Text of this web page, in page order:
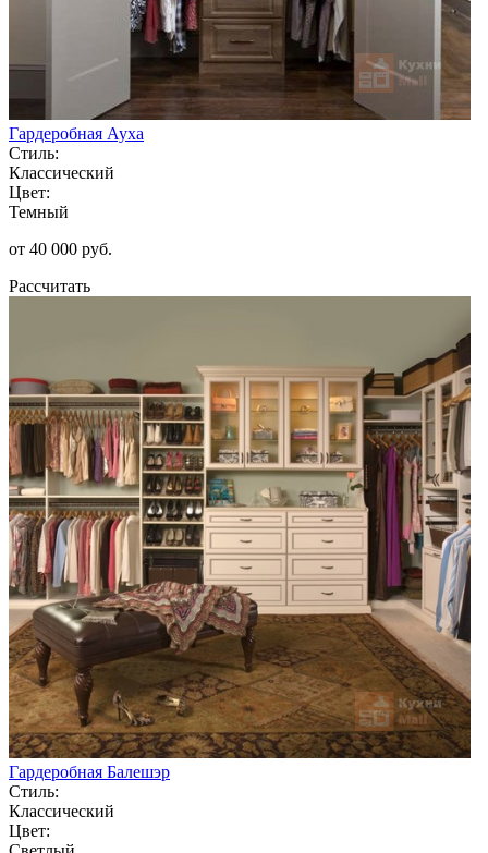
Гардеробная Ауха
Стиль:
Классический
Цвет:
Темный
от 40 000 руб.
Рассчитать
Гардеробная Балешэр
Стиль:
Классический
Цвет: